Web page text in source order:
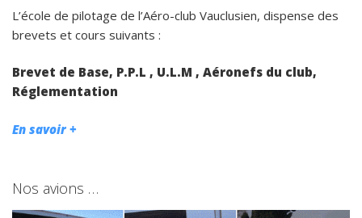
L’école de pilotage de l’Aéro-club Vauclusien, dispense des
brevets et cours suivants :
Brevet de Base, P.P.L , U.L.M , Aéronefs du club,
Réglementation
En savoir +
Nos avions …